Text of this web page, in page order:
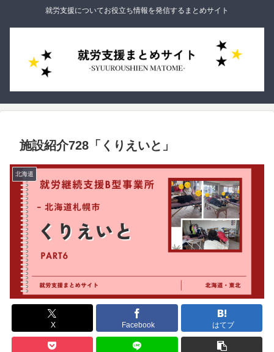
就労支援についてお役立ち情報を発信するまとめサイト
施設紹介728「くりえいと」
北海道
X Facebook はてブ